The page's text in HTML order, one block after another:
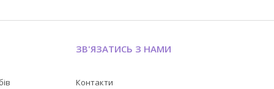
ЗВ'ЯЗАТИСЬ З НАМИ
Контакти